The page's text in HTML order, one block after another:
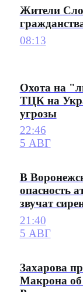
Жители
08:13
Охота на
ТЦК на
угрозы
22:46
5 АВГ
В
опасность
звучат
21:40
5 АВГ
Захарова
Макрона об